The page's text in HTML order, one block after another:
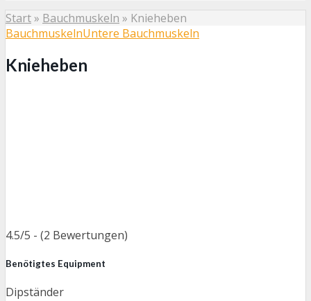
Start» Bauchmuskeln » Knieheben
BauchmuskelnUntere Bauchmuskeln
Knieheben
4.5/5 - (2 Bewertungen)
Benötigtes Equipment
Dipständer